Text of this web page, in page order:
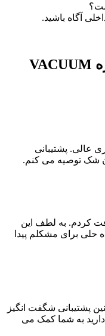
آگاه باشید.
ماگ دو‌جداره VACUUM
عالی. پشتیبانی
شک توصیه می کنم.
کردم. به لطف این
حلی برای مشکلم پیدا
پشتیبانی شگفت انگیز
دارید به شما کمک می